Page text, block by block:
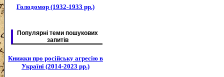
Голодомор (1932-1933 рр.)
Популярні теми пошукових
запитів
Книжки про російську агресію в
Україні (2014-2023 рр.)